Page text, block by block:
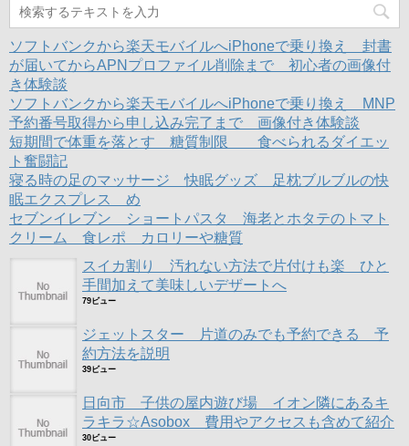
ウ
ィ
ン
ド
ウ
で
開
ま
す
)
だ
さ
い
(
新
い
ウ
ィ
ン
ド
ウ
き
)
ン
ウ
で
開
す
)
ソフトバンクから楽天モバイルへiPhoneで乗り換え 封書
が届いてからAPNプロファイル削除まで 初心者の画像付
き体験談
ソフトバンクから楽天モバイルへiPhoneで乗り換え MNP
予約番号取得から申し込み完了まで 画像付き体験談
短期間で体重を落とす 糖質制限 食べられるダイエッ
ト奮闘記
寝る時の足のマッサージ 快眠グッズ 足枕ブルブルの快
眠エクスプレス め
セブンイレブン ショートパスタ 海老とホタテのトマト
クリーム 食レポ カロリーや糖質
スイカ割り 汚れない方法で片付けも楽 ひと
手間加えて美味しいデザートへ
79ビュー
ジェットスター 片道のみでも予約できる 予
約方法を説明
39ビュー
日向市 子供の屋内遊び場 イオン隣にあるキ
ラキラ☆Asobox 費用やアクセスも含めて紹介
30ビュー